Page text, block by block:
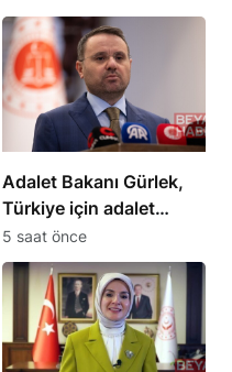
Adalet Bakanı Gürlek,
Türkiye için adalet
sistemini geliştireceğiz
5 saat önce